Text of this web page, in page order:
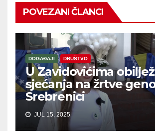
POVEZANI ČLANCI
DOGAĐAJI DRUŠTVO
U Zavidovićima
sjećanja na žrtve
Srebrenici
JUL 15, 2025